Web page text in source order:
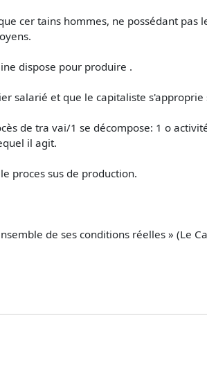
cer­ tains hommes, ne possédant pas
dispose pour produire .
salarié et que le capitaliste s'approprie
de tra­ vai/1 se décompose: 1 o
il agit.
proces­ sus de production.
de ses conditions réelles » (Le